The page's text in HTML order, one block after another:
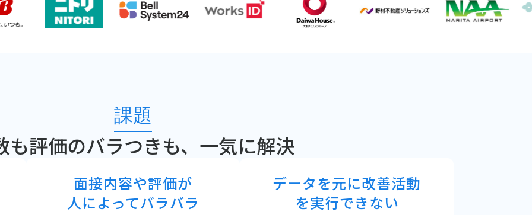
課題
も評価のバラつきも、一気に解決
面接内容や評価が
人によってバラバラ
データを元に改善活動
を実行できない